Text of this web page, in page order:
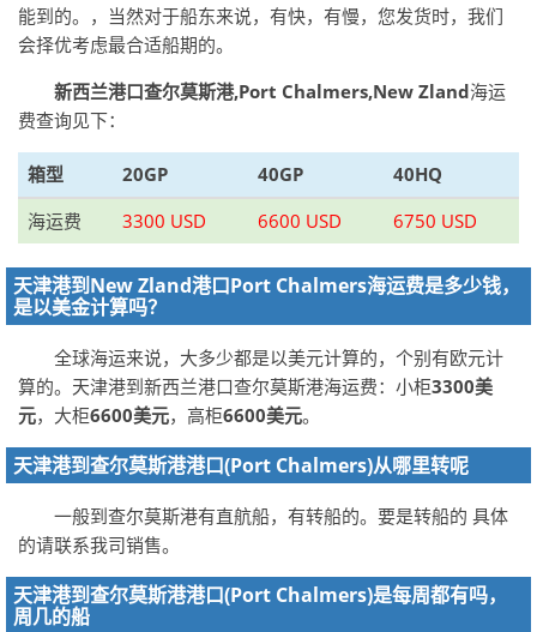
能到的。，当然对于船东来说，有快，有慢，您发货时，我们
会择优考虑最合适船期的。
新西兰港口查尔莫斯港,Port Chalmers,New Zland海运
费查询见下：
箱型 20GP 40GP
40HQ
海运费
3300 USD 6600 USD 6750 USD
天津港到New Zland港口Port Chalmers海运费是多少钱，
是以美金计算吗？
全球海运来说，大多少都是以美元计算的，个别有欧元计
算的。天津港到新西兰港口查尔莫斯港海运费：小柜3300美
元，大柜6600美元，高柜6600美元。
天津港到查尔莫斯港港口(Port Chalmers)从哪里转呢
一般到查尔莫斯港有直航船，有转船的。要是转船的 具体
的请联系我司销售。
天津港到查尔莫斯港港口(Port Chalmers)是每周都有吗，
周几的船